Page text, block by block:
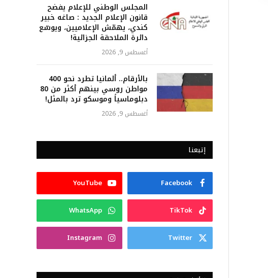
المجلس الوطني للإعلام يفضح
قانون الإعلام الجديد : صاغه خبير
كندي، يهمّش الإعلاميين، ويوسّع
دائرة الملاحقة الجزائية!
أغسطس 9, 2026
بالأرقام.. ألمانيا تطرد نحو 400
مواطن روسي بينهم أكثر من 80
دبلوماسياً وموسكو ترد بالمثل!
أغسطس 9, 2026
إتبعنا
Facebook
YouTube
TikTok
WhatsApp
Twitter
Instagram